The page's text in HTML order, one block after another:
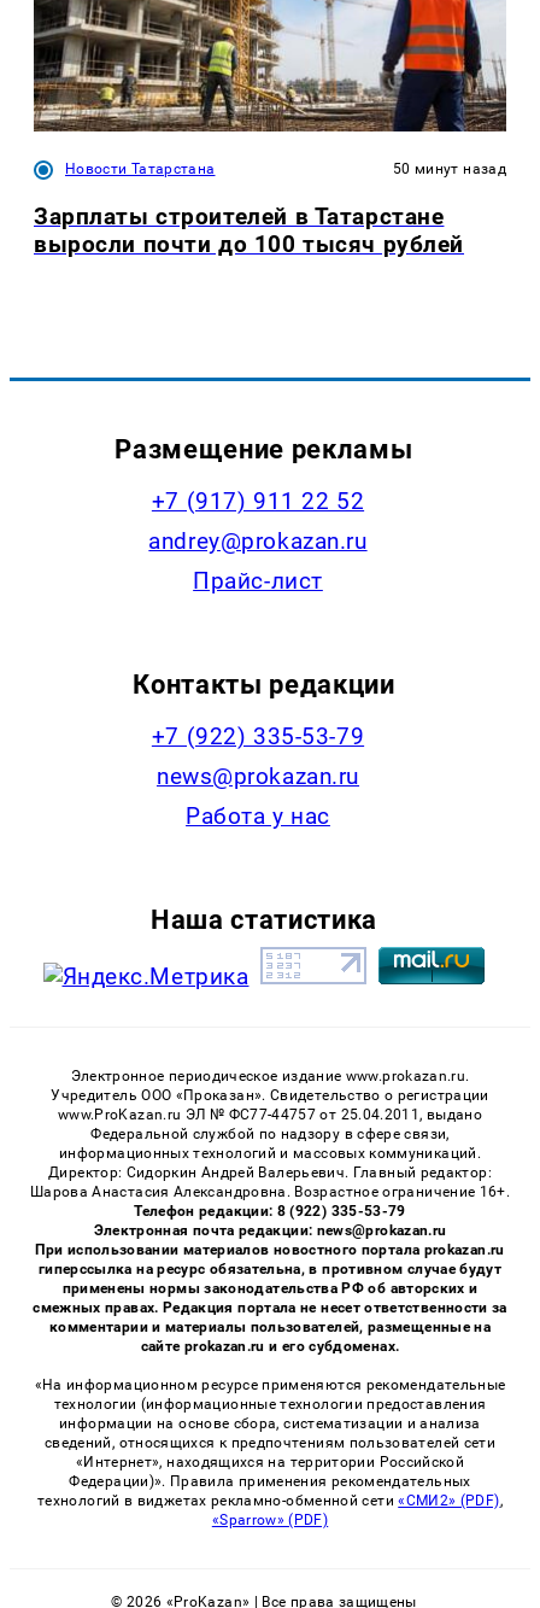
Новости Татарстана 50 минут назад
Зарплаты строителей в Татарстане
выросли почти до 100 тысяч рублей
Размещение рекламы
+7 (917) 911 22 52
andrey@prokazan.ru
Прайс-лист
Контакты редакции
+7 (922) 335-53-79
news@prokazan.ru
Работа у нас
Наша статистика
Электронное периодическое издание www.prokazan.ru.
Учредитель ООО «Проказан». Cвидетельство о регистрации
www.ProKazan.ru ЭЛ № ФС77-44757 от 25.04.2011, выдано
Федеральной службой по надзору в сфере связи,
информационных технологий и массовых коммуникаций.
Директор: Сидоркин Андрей Валерьевич. Главный редактор:
Шарова Анастасия Александровна. Возрастное ограничение 16+.
Телефон редакции: 8 (922) 335-53-79
Электронная почта редакции: news@prokazan.ru
При использовании материалов новостного портала prokazan.ru
гиперссылка на ресурс обязательна, в противном случае будут
применены нормы законодательства РФ об авторских и
смежных правах. Редакция портала не несет ответственности за
комментарии и материалы пользователей, размещенные на
сайте prokazan.ru и его субдоменах.
«На информационном ресурсе применяются рекомендательные
технологии (информационные технологии предоставления
информации на основе сбора, систематизации и анализа
сведений, относящихся к предпочтениям пользователей сети
«Интернет», находящихся на территории Российской
Федерации)». Правила применения рекомендательных
технологий в виджетах рекламно-обменной сети«СМИ2» (PDF),
«Sparrow» (PDF)
© 2026 «ProKazan» | Все права защищены